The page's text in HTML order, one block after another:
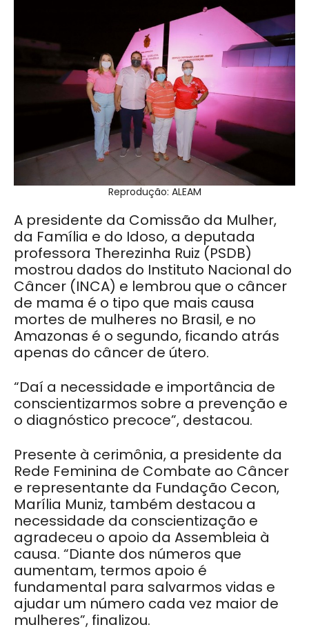
Reprodução: ALEAM
A presidente da Comissão da Mulher,
da Família e do Idoso, a deputada
professora Therezinha Ruiz (PSDB)
mostrou dados do Instituto Nacional do
Câncer (INCA) e lembrou que o câncer
de mama é o tipo que mais causa
mortes de mulheres no Brasil, e no
Amazonas é o segundo, ficando atrás
apenas do câncer de útero.
“Daí a necessidade e importância de
conscientizarmos sobre a prevenção e
o diagnóstico precoce”, destacou.
Presente à cerimônia, a presidente da
Rede Feminina de Combate ao Câncer
e representante da Fundação Cecon,
Marília Muniz, também destacou a
necessidade da conscientização e
agradeceu o apoio da Assembleia à
causa. “Diante dos números que
aumentam, termos apoio é
fundamental para salvarmos vidas e
ajudar um número cada vez maior de
mulheres”, finalizou.